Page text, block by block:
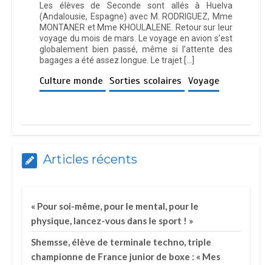
Les élèves de Seconde sont allés à Huelva
(Andalousie, Espagne) avec M. RODRIGUEZ, Mme
MONTANER et Mme KHOULALENE. Retour sur leur
voyage du mois de mars. Le voyage en avion s’est
globalement bien passé, même si l’attente des
bagages a été assez longue. Le trajet […]
Culture monde Sorties scolaires Voyage
Articles récents
« Pour soi-même, pour le mental, pour le
physique, lancez-vous dans le sport ! »
Shemsse, élève de terminale techno, triple
championne de France junior de boxe : « Mes